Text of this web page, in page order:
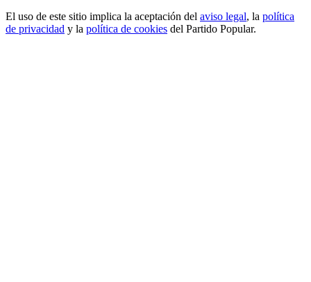
El uso de este sitio implica la aceptación del aviso legal, la política
de privacidad y la política de cookies del Partido Popular.